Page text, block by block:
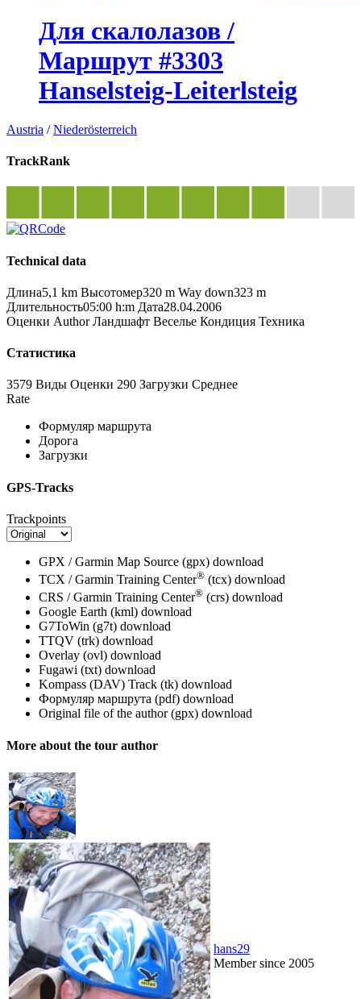
Для скалолазов /
Маршрут #3303
Hanselsteig-Leiterlsteig
Austria /Niederösterreich
TrackRank
Technical data
Длина5,1 km Высотомер320 m Way down323 m
Длительность05:00 h:m Дата28.04.2006
Оценки Author Ландшафт Веселье Кондиция Техника
Статистика
3579 Виды Оценки 290 Загрузки Среднее
Rate
Формуляр маршрута
Дорога
Загрузки
GPS-Tracks
Trackpoints
GPX / Garmin Map Source (gpx) download
TCX / Garmin Training Center® (tcx) download
CRS / Garmin Training Center® (crs) download
Google Earth (kml) download
G7ToWin (g7t) download
TTQV (trk) download
Overlay (ovl) download
Fugawi (txt) download
Kompass (DAV) Track (tk) download
Формуляр маршрута (pdf) download
Original file of the author (gpx) download
More about the tour author
hans29
Member since 2005